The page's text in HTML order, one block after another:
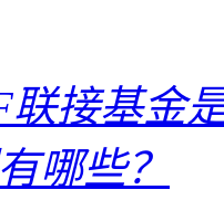
联接基金
哪些？